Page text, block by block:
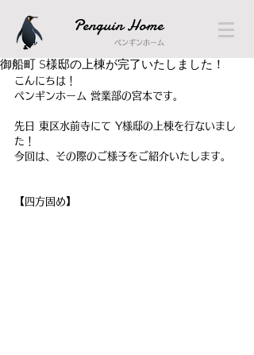
Penguin Home
ペンギンホーム
御船町 S様邸の上棟が完了いたしました！
こんにちは！
ペンギンホーム 営業部の宮本です。
先日 東区水前寺にて Y様邸の上棟を行ないまし
た！
今回は、その際のご様子をご紹介いたします。
【四方固め】